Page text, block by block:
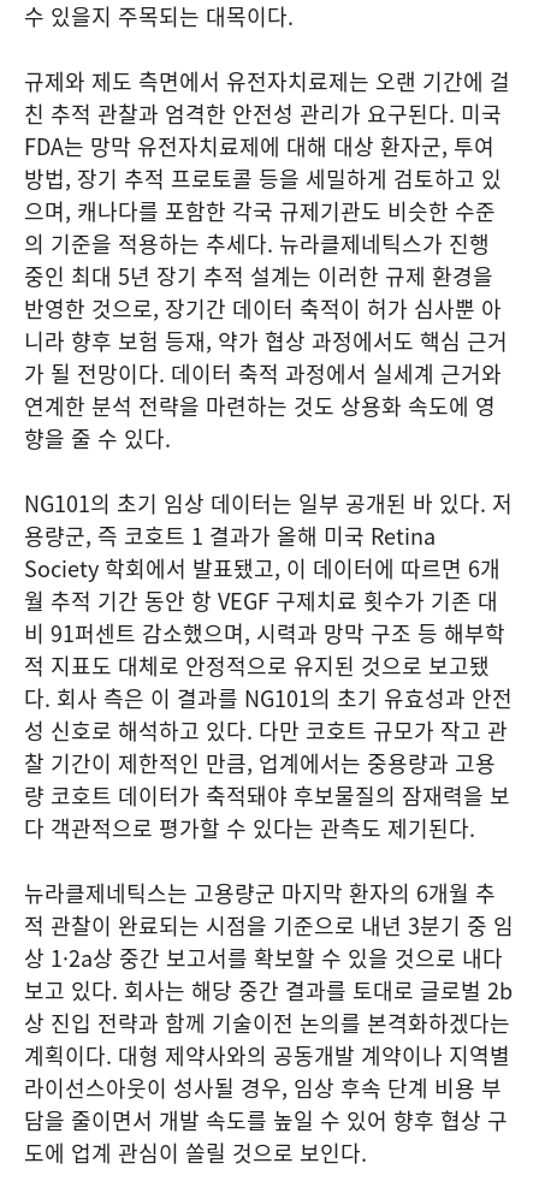
수 있을지 주목되는 대목이다.
규제와 제도 측면에서 유전자치료제는 오랜 기간에 걸
친 추적 관찰과 엄격한 안전성 관리가 요구된다. 미국
FDA는 망막 유전자치료제에 대해 대상 환자군, 투여
방법, 장기 추적 프로토콜 등을 세밀하게 검토하고 있
으며, 캐나다를 포함한 각국 규제기관도 비슷한 수준
의 기준을 적용하는 추세다. 뉴라클제네틱스가 진행
중인 최대 5년 장기 추적 설계는 이러한 규제 환경을
반영한 것으로, 장기간 데이터 축적이 허가 심사뿐 아
니라 향후 보험 등재, 약가 협상 과정에서도 핵심 근거
가 될 전망이다. 데이터 축적 과정에서 실세계 근거와
연계한 분석 전략을 마련하는 것도 상용화 속도에 영
향을 줄 수 있다.
NG101의 초기 임상 데이터는 일부 공개된 바 있다. 저
용량군, 즉 코호트 1 결과가 올해 미국 Retina
Society 학회에서 발표됐고, 이 데이터에 따르면 6개
월 추적 기간 동안 항 VEGF 구제치료 횟수가 기존 대
비 91퍼센트 감소했으며, 시력과 망막 구조 등 해부학
적 지표도 대체로 안정적으로 유지된 것으로 보고됐
다. 회사 측은 이 결과를 NG101의 초기 유효성과 안전
성 신호로 해석하고 있다. 다만 코호트 규모가 작고 관
찰 기간이 제한적인 만큼, 업계에서는 중용량과 고용
량 코호트 데이터가 축적돼야 후보물질의 잠재력을 보
다 객관적으로 평가할 수 있다는 관측도 제기된다.
뉴라클제네틱스는 고용량군 마지막 환자의 6개월 추
적 관찰이 완료되는 시점을 기준으로 내년 3분기 중 임
상 1·2a상 중간 보고서를 확보할 수 있을 것으로 내다
보고 있다. 회사는 해당 중간 결과를 토대로 글로벌 2b
상 진입 전략과 함께 기술이전 논의를 본격화하겠다는
계획이다. 대형 제약사와의 공동개발 계약이나 지역별
라이선스아웃이 성사될 경우, 임상 후속 단계 비용 부
담을 줄이면서 개발 속도를 높일 수 있어 향후 협상 구
도에 업계 관심이 쏠릴 것으로 보인다.